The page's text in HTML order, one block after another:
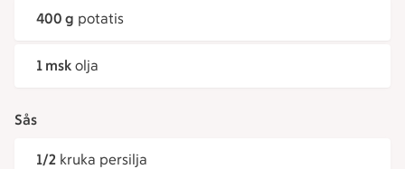
400 g potatis
1 msk olja
Sås
1/2 kruka persilja